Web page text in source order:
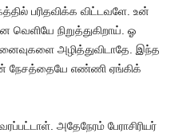
பரிதவிக்க விட்டவளே உன்
வெளியே நிறுத்துகிறாய் ஓ
அழித்துவிடாதே இந்த
நேசத்தையே எண்ணி ஏங்கிக்
அதேநேரம் பேராசிரியர்